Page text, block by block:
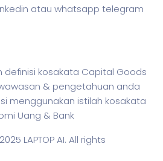
atau whatsapp telegram
definisi kosakata Capital Goods
& pengetahuan anda
menggunakan istilah kosakata
Uang & Bank
LAPTOP AI. All rights